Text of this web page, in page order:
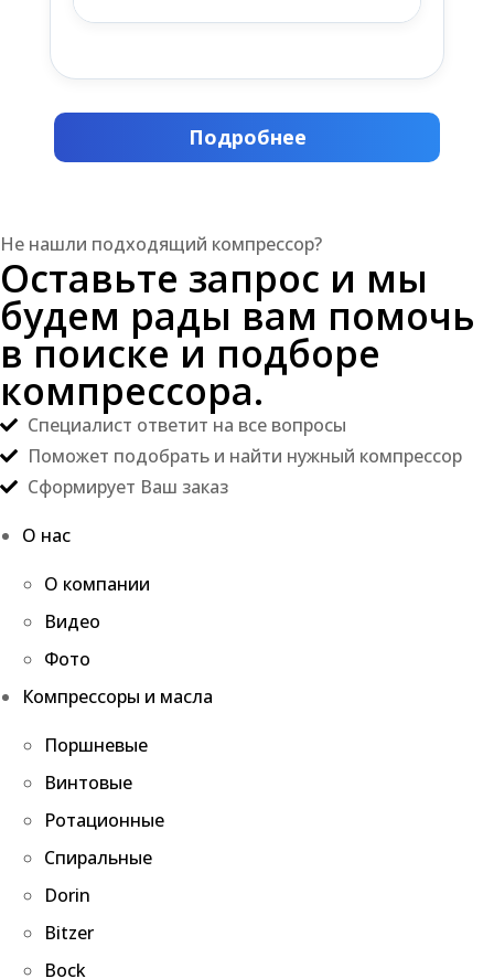
Подробнее
Не нашли подходящий компрессор?
Оставьте запрос и мы
будем рады вам помочь
в поиске и подборе
компрессора.
Специалист ответит на все вопросы
Поможет подобрать и найти нужный компрессор
Сформирует Ваш заказ
О нас
О компании
Видео
Фото
Компрессоры и масла
Поршневые
Винтовые
Ротационные
Спиральные
Dorin
Bitzer
Bock